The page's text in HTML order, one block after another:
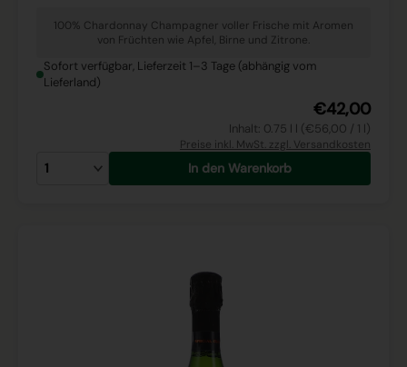
100% Chardonnay Champagner voller Frische mit Aromen
von Früchten wie Apfel, Birne und Zitrone.
Sofort verfügbar, Lieferzeit 1–3 Tage (abhängig vom
Lieferland)
€42,00
Inhalt: 0.75 l l (€56,00 / 1 l)
Preise inkl. MwSt. zzgl. Versandkosten
In den Warenkorb